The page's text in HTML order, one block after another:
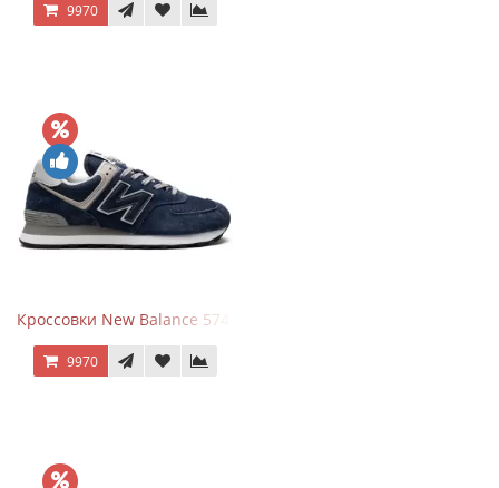
9970
Кроссовки New Balance 574 Navy Blue Grey
9970